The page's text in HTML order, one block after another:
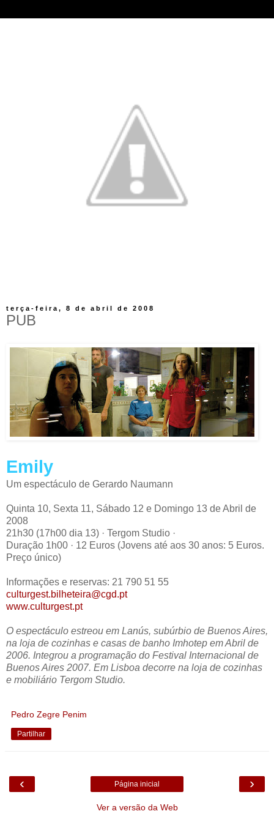
terça-feira, 8 de abril de 2008
PUB
Emily
Um espectáculo de Gerardo Naumann
Quinta 10, Sexta 11, Sábado 12 e Domingo 13 de Abril de
2008
21h30 (17h00 dia 13) · Tergom Studio ·
Duração 1h00 · 12 Euros (Jovens até aos 30 anos: 5 Euros.
Preço único)
Informações e reservas: 21 790 51 55
culturgest.bilheteira@cgd.pt
www.culturgest.pt
O espectáculo estreou em Lanús, subúrbio de Buenos Aires,
na loja de cozinhas e casas de banho Imhotep em Abril de
2006. Integrou a programação do Festival Internacional de
Buenos Aires 2007. Em Lisboa decorre na loja de cozinhas
e mobiliário Tergom Studio.
Pedro Zegre Penim
Partilhar
‹ ›
Página inicial
Ver a versão da Web